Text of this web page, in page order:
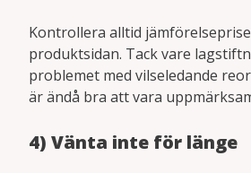
Kontrollera alltid
produktsidan. Tack vare
problemet med vilseledande
är ändå bra att vara
4) Vänta inte för länge